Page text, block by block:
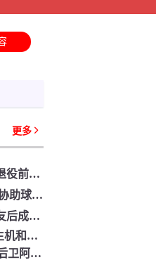
篮球新闻
更多
兄弟篮球！乐福想加盟76人！退役前再次联手詹姆斯
扎威：想为湖人球迷贡献悉数 协助球队升起第18面冠军旗号
扎威：我和布朗尼在高中当队友后成为朋友 很振奋能再次并肩作战
湖人新援扎威：会在场上展示生机和尽力 防卫对方最好的球员
脱离CBA！Haynes：自在球员后卫阿隆德斯·威廉姆斯签约奇才